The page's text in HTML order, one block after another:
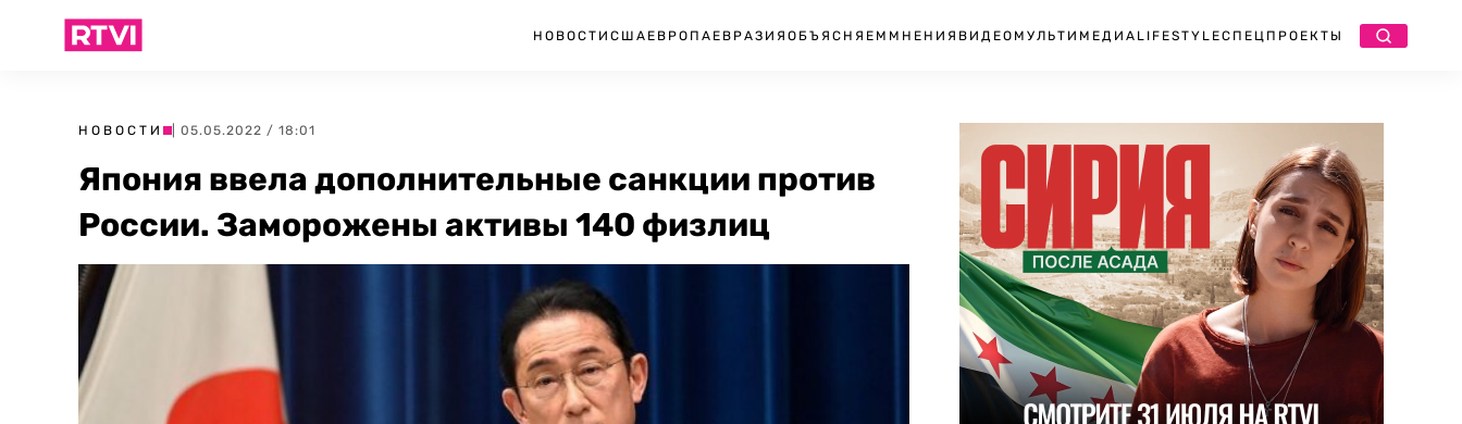
НОВОСТИ США ЕВРОПА ЕВРАЗИЯ ОБЪЯСНЯЕМ МНЕНИЯ ВИДЕО МУЛЬТИМЕДИА LIFESTYLEСПЕЦПРОЕКТЫ
НОВОСТИ | 05.05.2022 / 18:01
Япония ввела дополнительные санкции против
России. Заморожены активы 140 физлиц